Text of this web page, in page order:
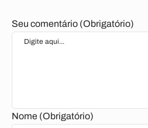
Seu comentário (Obrigatório)
Nome (Obrigatório)